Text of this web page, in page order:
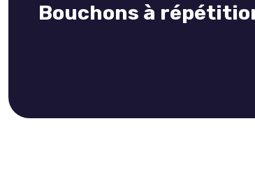
Bouchons à